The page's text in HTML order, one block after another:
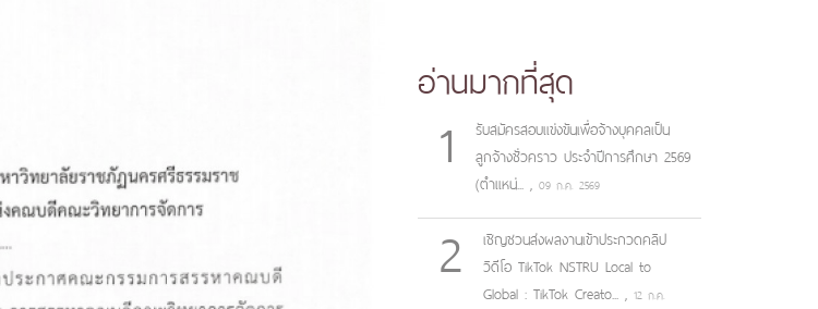
อ่านมากที่สุด
1
รับสมัครสอบแข่งขันเพื่อจ้างบุคคลเป็น
ลูกจ้างชั่วคราว ประจำปีการศึกษา 2569
(ตำแหน่... , 09 ก.ค. 2569
2
เชิญชวนส่งผลงานเข้าประกวดคลิป
วิดีโอ TikTok NSTRU Local to
Global : TikTok Creato... , 12 ก.ค.